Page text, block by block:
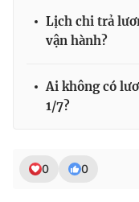
toasoan@vtv.vn
Lịch chi trả
vận hành?
Ai không có
1/7?
0 0